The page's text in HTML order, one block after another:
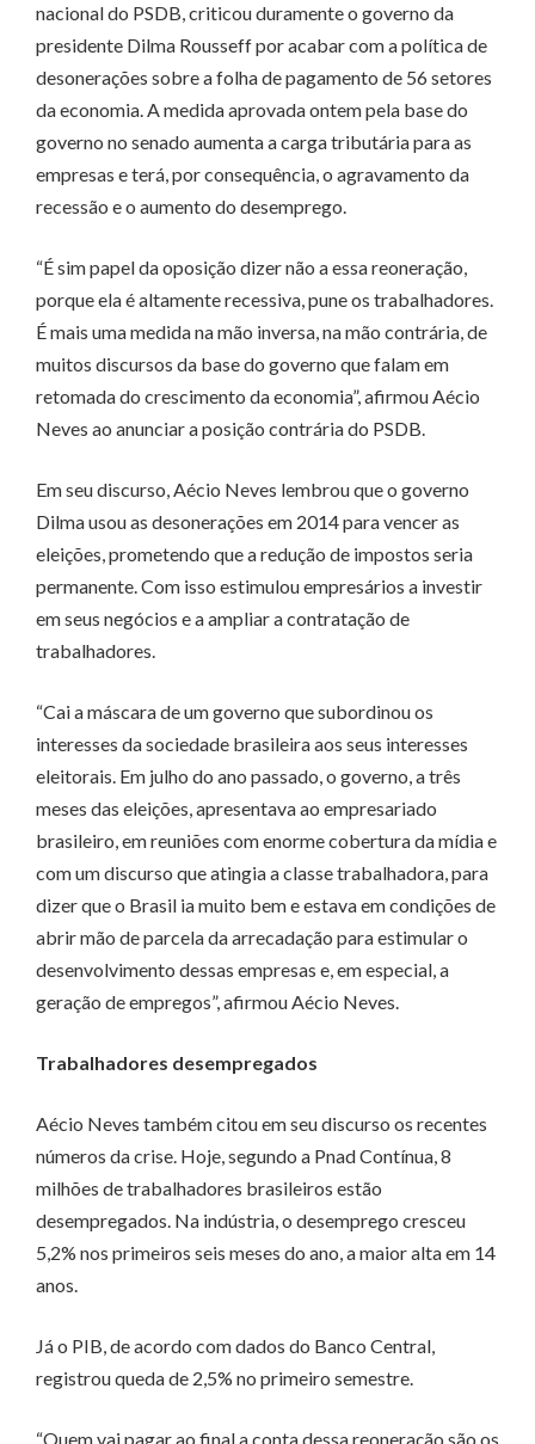
nacional do PSDB, criticou duramente o governo da
presidente Dilma Rousseff por acabar com a política de
desonerações sobre a folha de pagamento de 56 setores
da economia. A medida aprovada ontem pela base do
governo no senado aumenta a carga tributária para as
empresas e terá, por consequência, o agravamento da
recessão e o aumento do desemprego.
“É sim papel da oposição dizer não a essa reoneração,
porque ela é altamente recessiva, pune os trabalhadores.
É mais uma medida na mão inversa, na mão contrária, de
muitos discursos da base do governo que falam em
retomada do crescimento da economia”, afirmou Aécio
Neves ao anunciar a posição contrária do PSDB.
Em seu discurso, Aécio Neves lembrou que o governo
Dilma usou as desonerações em 2014 para vencer as
eleições, prometendo que a redução de impostos seria
permanente. Com isso estimulou empresários a investir
em seus negócios e a ampliar a contratação de
trabalhadores.
“Cai a máscara de um governo que subordinou os
interesses da sociedade brasileira aos seus interesses
eleitorais. Em julho do ano passado, o governo, a três
meses das eleições, apresentava ao empresariado
brasileiro, em reuniões com enorme cobertura da mídia e
com um discurso que atingia a classe trabalhadora, para
dizer que o Brasil ia muito bem e estava em condições de
abrir mão de parcela da arrecadação para estimular o
desenvolvimento dessas empresas e, em especial, a
geração de empregos”, afirmou Aécio Neves.
Trabalhadores desempregados
Aécio Neves também citou em seu discurso os recentes
números da crise. Hoje, segundo a Pnad Contínua, 8
milhões de trabalhadores brasileiros estão
desempregados. Na indústria, o desemprego cresceu
5,2% nos primeiros seis meses do ano, a maior alta em 14
anos.
Já o PIB, de acordo com dados do Banco Central,
registrou queda de 2,5% no primeiro semestre.
“Quem vai pagar ao final a conta dessa reoneração são os